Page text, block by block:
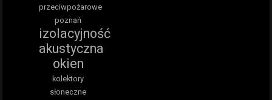
przeciwpożarowe
poznań
izolacyjność
akustyczna
okien
kolektory
słoneczne